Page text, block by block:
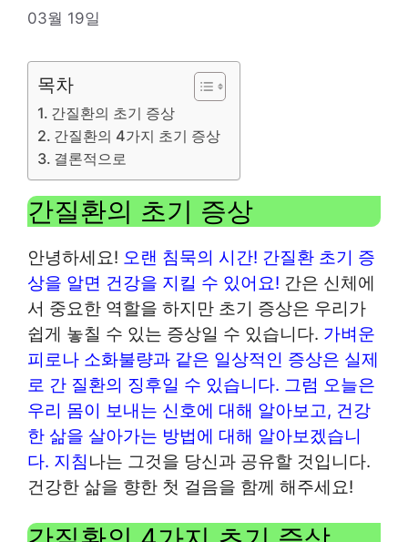
03월 19일
목차
간질환의 초기 증상
간질환의 4가지 초기 증상
결론적으로
간질환의 초기 증상
안녕하세요! 오랜 침묵의 시간! 간질환 초기 증
상을 알면 건강을 지킬 수 있어요! 간은 신체에
서 중요한 역할을 하지만 초기 증상은 우리가
쉽게 놓칠 수 있는 증상일 수 있습니다. 가벼운
피로나 소화불량과 같은 일상적인 증상은 실제
로 간 질환의 징후일 수 있습니다. 그럼 오늘은
우리 몸이 보내는 신호에 대해 알아보고, 건강
한 삶을 살아가는 방법에 대해 알아보겠습니
다. 지침 나는 그것을 당신과 공유할 것입니다.
건강한 삶을 향한 첫 걸음을 함께 해주세요!